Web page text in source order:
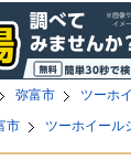
弥富市 ツーホ
市 ツーホイール